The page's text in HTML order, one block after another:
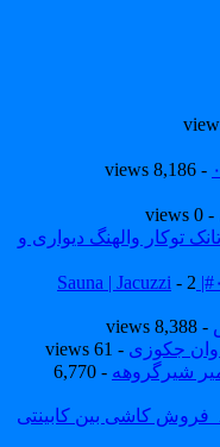
-
والهنگ دیواری و
- 2
-
- 61 views
- 6,770